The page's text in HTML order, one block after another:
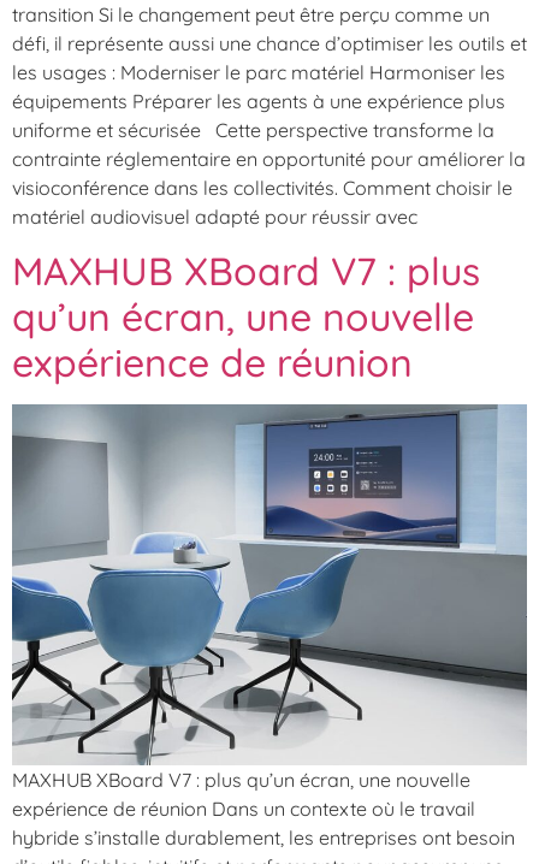
transition Si le changement peut être perçu comme un
défi, il représente aussi une chance d’optimiser les outils et
les usages : Moderniser le parc matériel Harmoniser les
équipements Préparer les agents à une expérience plus
uniforme et sécurisée Cette perspective transforme la
contrainte réglementaire en opportunité pour améliorer la
visioconférence dans les collectivités. Comment choisir le
matériel audiovisuel adapté pour réussir avec
MAXHUB XBoard V7 : plus
qu’un écran, une nouvelle
expérience de réunion
MAXHUB XBoard V7 : plus qu’un écran, une nouvelle
expérience de réunion Dans un contexte où le travail
hybride s’installe durablement, les entreprises ont besoin